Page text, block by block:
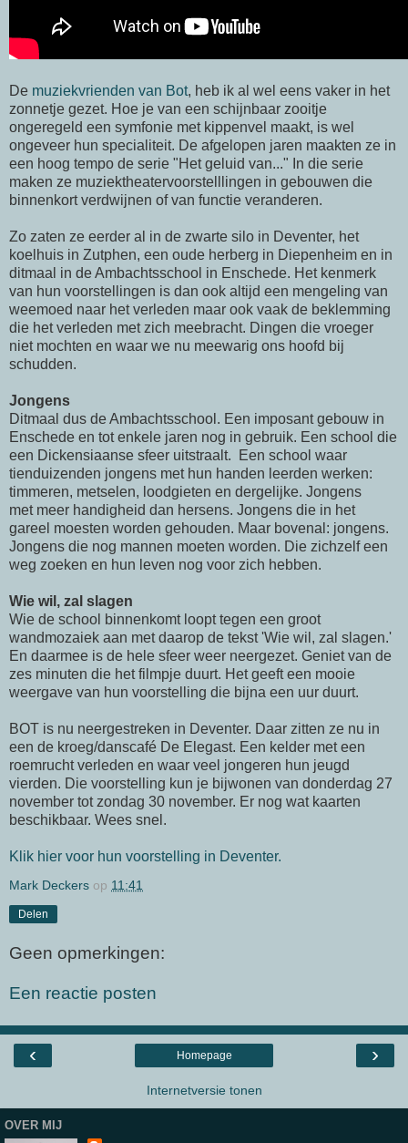
De muziekvrienden van Bot, heb ik al wel eens vaker in het
zonnetje gezet. Hoe je van een schijnbaar zooitje
ongeregeld een symfonie met kippenvel maakt, is wel
ongeveer hun specialiteit. De afgelopen jaren maakten ze in
een hoog tempo de serie "Het geluid van..." In die serie
maken ze muziektheatervoorstelllingen in gebouwen die
binnenkort verdwijnen of van functie veranderen.
Zo zaten ze eerder al in de zwarte silo in Deventer, het
koelhuis in Zutphen, een oude herberg in Diepenheim en in
ditmaal in de Ambachtsschool in Enschede. Het kenmerk
van hun voorstellingen is dan ook altijd een mengeling van
weemoed naar het verleden maar ook vaak de beklemming
die het verleden met zich meebracht. Dingen die vroeger
niet mochten en waar we nu meewarig ons hoofd bij
schudden.
Jongens
Ditmaal dus de Ambachtsschool. Een imposant gebouw in
Enschede en tot enkele jaren nog in gebruik. Een school die
een Dickensiaanse sfeer uitstraalt. Een school waar
tienduizenden jongens met hun handen leerden werken:
timmeren, metselen, loodgieten en dergelijke. Jongens
met meer handigheid dan hersens. Jongens die in het
gareel moesten worden gehouden. Maar bovenal: jongens.
Jongens die nog mannen moeten worden. Die zichzelf een
weg zoeken en hun leven nog voor zich hebben.
Wie wil, zal slagen
Wie de school binnenkomt loopt tegen een groot
wandmozaiek aan met daarop de tekst 'Wie wil, zal slagen.'
En daarmee is de hele sfeer weer neergezet. Geniet van de
zes minuten die het filmpje duurt. Het geeft een mooie
weergave van hun voorstelling die bijna een uur duurt.
BOT is nu neergestreken in Deventer. Daar zitten ze nu in
een de kroeg/danscafé De Elegast. Een kelder met een
roemrucht verleden en waar veel jongeren hun jeugd
vierden. Die voorstelling kun je bijwonen van donderdag 27
november tot zondag 30 november. Er nog wat kaarten
beschikbaar. Wees snel.
Klik hier voor hun voorstelling in Deventer.
Mark Deckers op 11:41
Delen
Geen opmerkingen:
Een reactie posten
‹ ›
Homepage
Internetversie tonen
OVER MIJ